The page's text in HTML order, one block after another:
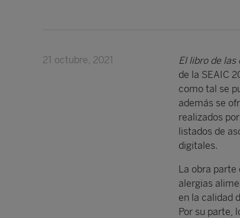
21 octubre, 2021 El libro de las
de la SEAIC
como tal se
además se
realizados
listados de
digitales.
La obra
alergias
en la calidad
Por su parte,